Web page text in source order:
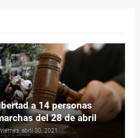
a 14 personas
del 28 de abril
viernes, abril 30, 2021